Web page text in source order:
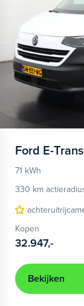
Ford E-
71 kWh
330 km
Kopen
32.947,-
Bekijken